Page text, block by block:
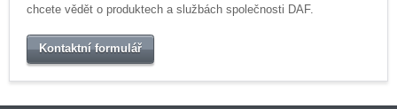
chcete vědět o produktech a službách společnosti DAF.
Kontaktní formulář